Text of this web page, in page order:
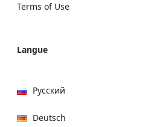
Terms of Use
Langue
Русский
Deutsch